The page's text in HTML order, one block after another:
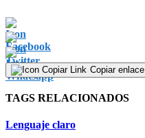
Copiar enlace
TAGS RELACIONADOS
Lenguaje claro